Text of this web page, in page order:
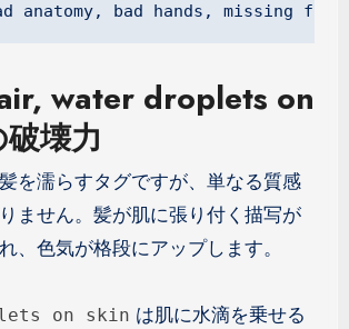
anatomy, bad hands,
water droplets on
壊力
を濡らすタグですが、単なる質感
ません。髪が肌に張り付く描写が
、色気が格段にアップします。
on skin は肌に水滴を乗せる